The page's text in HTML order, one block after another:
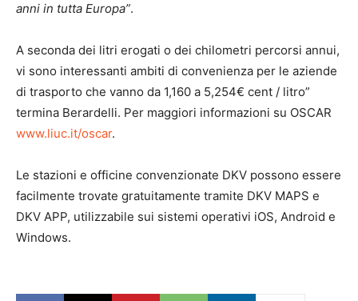
anni in tutta Europa”.
A seconda dei litri erogati o dei chilometri percorsi annui,
vi sono interessanti ambiti di convenienza per le aziende
di trasporto che vanno da 1,160 a 5,254€ cent / litro”
termina Berardelli. Per maggiori informazioni su OSCAR
www.liuc.it/oscar.
Le stazioni e officine convenzionate DKV possono essere
facilmente trovate gratuitamente tramite DKV MAPS e
DKV APP, utilizzabile sui sistemi operativi iOS, Android e
Windows.